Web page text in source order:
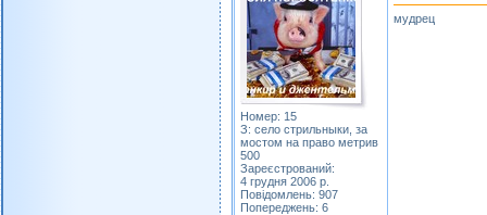
Номер: 15
З: село стрильныки, за
мостом на право метрив
500
Зареєстрований:
4 грудня 2006 р.
Повідомлень: 907
Попереджень: 6
мудрец